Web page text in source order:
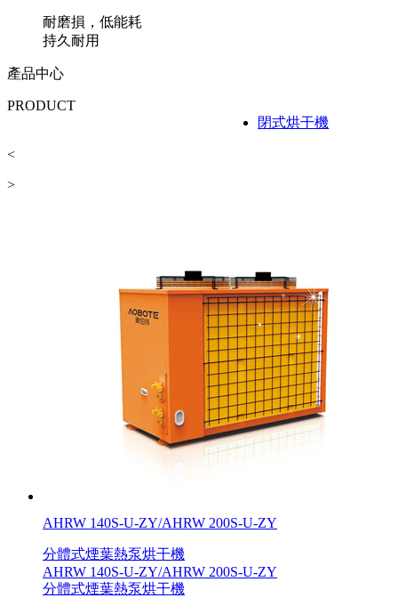
耐磨損，低能耗
持久耐用
產品中心
PRODUCT
<
>
AHRW 140S-U-ZY/AHRW 200S-U-ZY
分體式煙葉熱泵烘干機
AHRW 140S-U-ZY/AHRW 200S-U-ZY
分體式煙葉熱泵烘干機